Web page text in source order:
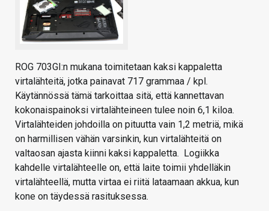
ROG 703GI:n mukana toimitetaan kaksi kappaletta
virtalähteitä, jotka painavat 717 grammaa / kpl.
Käytännössä tämä tarkoittaa sitä, että kannettavan
kokonaispainoksi virtalähteineen tulee noin 6,1 kiloa.
Virtalähteiden johdoilla on pituutta vain 1,2 metriä, mikä
on harmillisen vähän varsinkin, kun virtalähteitä on
valtaosan ajasta kiinni kaksi kappaletta. Logiikka
kahdelle virtalähteelle on, että laite toimii yhdelläkin
virtalähteellä, mutta virtaa ei riitä lataamaan akkua, kun
kone on täydessä rasituksessa.